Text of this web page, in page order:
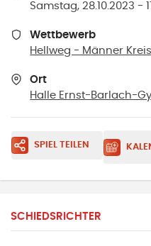
Samstag, 28.10.2023 -
Wettbewerb
Hellweg - Männer
Ort
Halle Ernst-Barlach-
SPIEL TEILEN
SCHIEDSRICHTER